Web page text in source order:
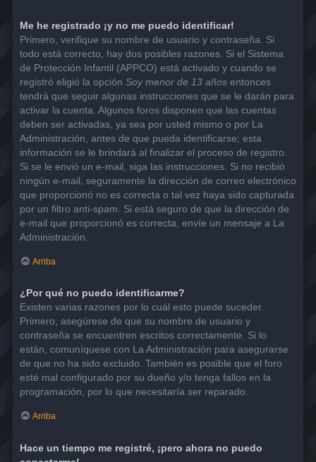
Me he registrado ¡y no me puedo identificar!
Primero, verifique su nombre de usuario y contraseña. Si
todo está correcto, hay dos posibles razones. Si el Sistema
de Protección Infantil (APPCO) está activado y cuando se
registró eligió la opción Soy menor de 13 años entonces
tendrá que seguir algunas instrucciones que se le darán para
activar la cuenta. Algunos foros disponen que las cuentas
deben ser activadas, ya sea por usted mismo o por La
Administración, antes de que pueda identificarse; esta
información se le brindará al finalizar el proceso de registro.
Si se le envió un e-mail, siga las instrucciones. Si no recibió
ningún e-mail, seguramente la dirección de correo electrónico
que proporcionó no es correcta o tal vez haya sido capturada
por un filtro anti-spam. Si está seguro de que la dirección de
e-mail que proporcionó es correcta, envíe un mensaje a La
Administración.
Arriba
¿Por qué no puedo identificarme?
Existen varias razones por lo cuál esto puede suceder.
Primero, asegúrese de que su nombre de usuario y
contraseña se encuentren escritos correctamente. Si lo
están, comuníquese con La Administración para asegurarse
de que no ha sido excluido. También es posible que el foro
esté mal configurado por su dueño y/o tenga fallos en la
programación, por lo que necesitaría ser reparado.
Arriba
Hace un tiempo me registré, ¡pero ahora no puedo